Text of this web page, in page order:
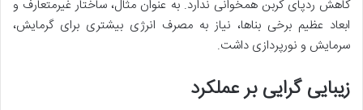
کاهش ردپای کربن همخوانی ندارد. به عنوان مثال، ساختار غیرمتعارف و
ابعاد عظیم برخی بناها، نیاز به مصرف انرژی بیشتری برای گرمایش،
سرمایش و نورپردازی داشت.
زیبایی گرایی بر عملکرد